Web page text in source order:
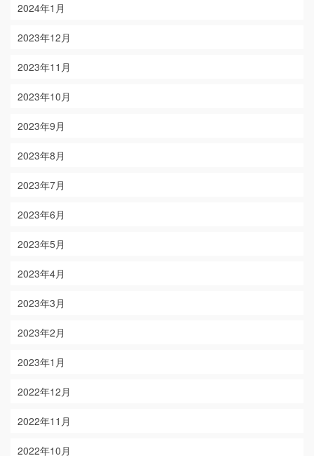
2024年1月
2023年12月
2023年11月
2023年10月
2023年9月
2023年8月
2023年7月
2023年6月
2023年5月
2023年4月
2023年3月
2023年2月
2023年1月
2022年12月
2022年11月
2022年10月